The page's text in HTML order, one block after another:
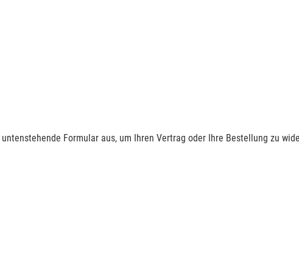
Formular aus, um Ihren Vertrag oder Ihre Bestellung zu